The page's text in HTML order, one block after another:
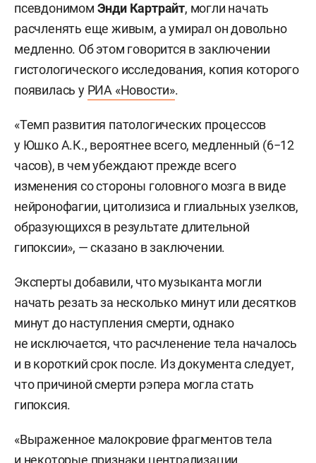
псевдонимом Энди Картрайт, могли начать
расчленять еще живым, а умирал он довольно
медленно. Об этом говорится в заключении
гистологического исследования, копия которого
появилась у РИА «Новости».
«Темп развития патологических процессов
у Юшко А.К., вероятнее всего, медленный (6−12
часов), в чем убеждают прежде всего
изменения со стороны головного мозга в виде
нейронофагии, цитолизиса и глиальных узелков,
образующихся в результате длительной
гипоксии», — сказано в заключении.
Эксперты добавили, что музыканта могли
начать резать за несколько минут или десятков
минут до наступления смерти, однако
не исключается, что расчленение тела началось
и в короткий срок после. Из документа следует,
что причиной смерти рэпера могла стать
гипоксия.
«Выраженное малокровие фрагментов тела
и некоторые признаки централизации